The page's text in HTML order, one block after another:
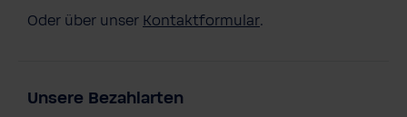
Oder über unser Kontaktformular.
Unsere Bezahlarten